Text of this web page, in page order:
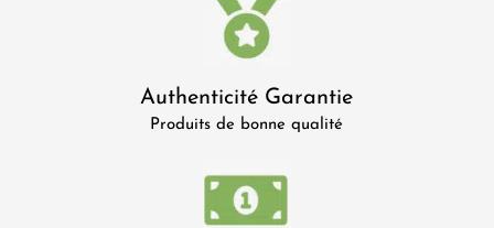
Authenticité Garantie
Produits de bonne qualité